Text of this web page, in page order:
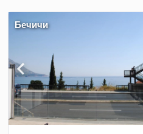
Бечичи